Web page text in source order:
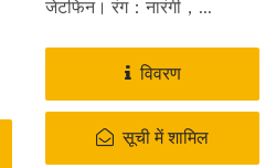
जेटफिन। रंग：नारंगी，...
विवरण
सूची में शामिल